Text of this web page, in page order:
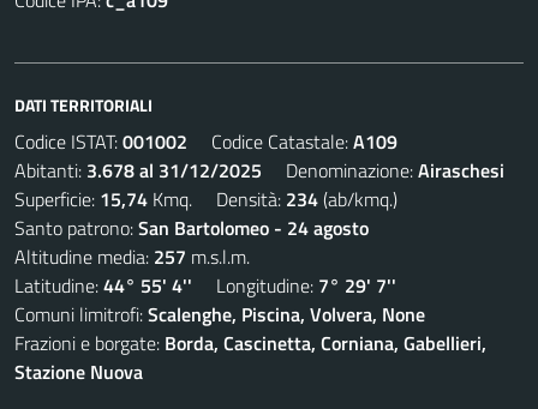
DATI TERRITORIALI
Codice ISTAT:001002 Codice Catastale:A109
Abitanti: 3.678 al 31/12/2025 Denominazione:Airaschesi
Superficie: 15,74 Kmq. Densità: 234(ab/kmq.)
Santo patrono:San Bartolomeo - 24 agosto
Altitudine media: 257 m.s.l.m.
Latitudine:44° 55' 4'' Longitudine: 7° 29' 7''
Comuni limitrofi:Scalenghe, Piscina, Volvera, None
Frazioni e borgate: Borda, Cascinetta, Corniana, Gabellieri,
Stazione Nuova